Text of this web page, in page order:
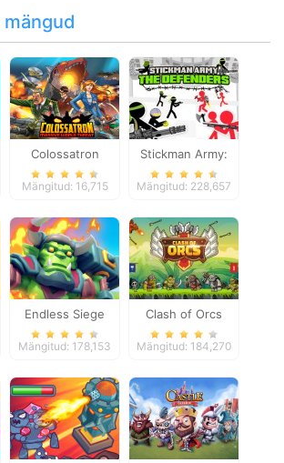
Colossatron
Mängitud: 16,715
Stickman Army:
The Defenders
Mängitud: 228,657
Endless Siege
Mängitud: 178,153
Clash of Orcs
Mängitud: 184,270